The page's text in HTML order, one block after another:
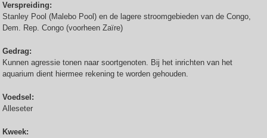
Verspreiding:
Stanley Pool (Malebo Pool) en de lagere stroomgebieden van de Congo,
Dem. Rep. Congo (voorheen Zaïre)
Gedrag:
Kunnen agressie tonen naar soortgenoten. Bij het inrichten van het
aquarium dient hiermee rekening te worden gehouden.
Voedsel:
Alleseter
Kweek: